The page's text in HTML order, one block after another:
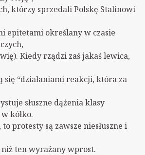
którzy sprzedali Polskę Stalinowi
epitetami określany w czasie
Kiedy rządzi zaś jakaś lewica,
się “działaniami reakcji, która za
słuszne dążenia klasy
kółko.
to protesty są zawsze niesłuszne i
ten wyrażany wprost.